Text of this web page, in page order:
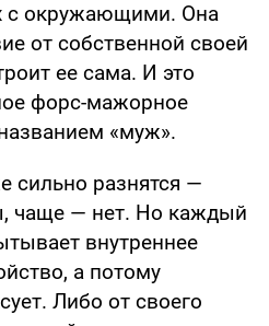
с окружающими. Она
от собственной своей
ее сама. И это
форс-мажорное
«муж».
сильно разнятся —
чаще — нет. Но каждый
внутреннее
а потому
Либо от своего